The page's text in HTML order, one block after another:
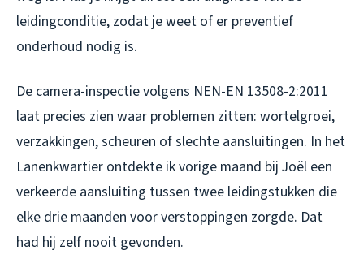
leidingconditie, zodat je weet of er preventief
onderhoud nodig is.
De camera-inspectie volgens NEN-EN 13508-2:2011
laat precies zien waar problemen zitten: wortelgroei,
verzakkingen, scheuren of slechte aansluitingen. In het
Lanenkwartier ontdekte ik vorige maand bij Joël een
verkeerde aansluiting tussen twee leidingstukken die
elke drie maanden voor verstoppingen zorgde. Dat
had hij zelf nooit gevonden.